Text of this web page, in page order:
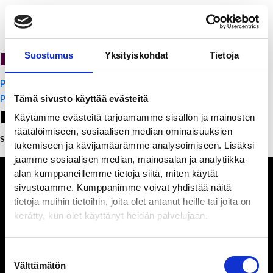
Suostumus Yksityiskohdat Tietoja
Tämä sivusto käyttää evästeitä
Käytämme evästeitä tarjoamamme sisällön ja mainosten
räätälöimiseen, sosiaalisen median ominaisuuksien
tukemiseen ja kävijämäärämme analysoimiseen. Lisäksi
jaamme sosiaalisen median, mainosalan ja analytiikka-
alan kumppaneillemme tietoja siitä, miten käytät
sivustoamme. Kumppanimme voivat yhdistää näitä
tietoja muihin tietoihin, joita olet antanut heille tai joita on
kerätty, kun olet käyttänyt heidän palvelujaan.
valinta
Välttämätön
Ravintola Sofia
Artikkelien
selaus
PanchoVilla
PanchoVilla
Leave a Reply
Sinun täytyy kirjautua sisään